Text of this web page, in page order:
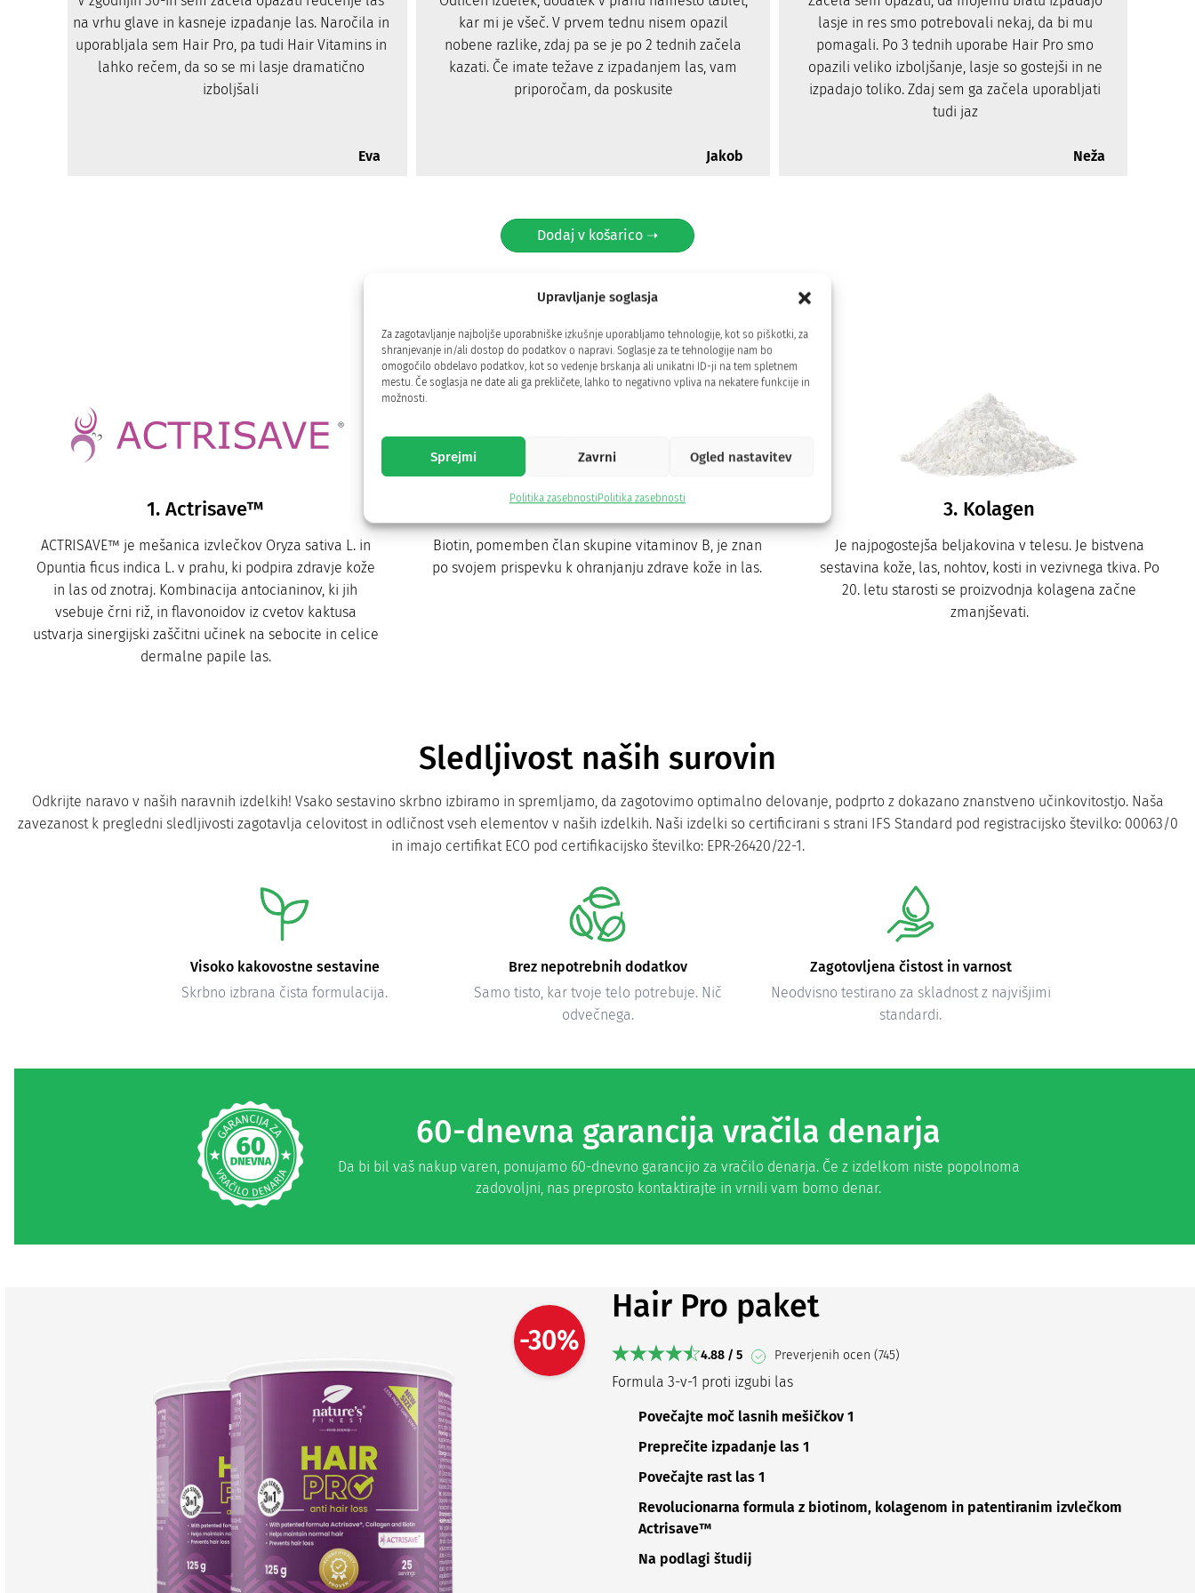
Upravljanje soglasja
Za zagotavljanje najboljše uporabniške izkušnje uporabljamo tehnologije, kot so piškotki, za
shranjevanje in/ali dostop do podatkov o napravi. Soglasje za te tehnologije nam bo
omogočilo obdelavo podatkov, kot so vedenje brskanja ali unikatni ID-ji na tem spletnem
mestu. Če soglasja ne date ali ga prekličete, lahko to negativno vpliva na nekatere funkcije in
možnosti.
Sprejmi Zavrni Ogled nastavitev
Politika zasebnostiPolitika zasebnosti
na vrhu glave in kasneje izpadanje las. Naročila in
uporabljala sem Hair Pro, pa tudi Hair Vitamins in
lahko rečem, da so se mi lasje dramatično
izboljšali
Eva
kar mi je všeč. V prvem tednu nisem opazil
nobene razlike, zdaj pa se je po 2 tednih začela
kazati. Če imate težave z izpadanjem las, vam
priporočam, da poskusite
Jakob
lasje in res smo potrebovali nekaj, da bi mu
pomagali. Po 3 tednih uporabe Hair Pro smo
opazili veliko izboljšanje, lasje so gostejši in ne
izpadajo toliko. Zdaj sem ga začela uporabljati
tudi jaz
Neža
Dodaj v košarico ➝
Izdelano iz kakovostnih sestavin
1. Actrisave™
ACTRISAVE™ je mešanica izvlečkov Oryza sativa L. in
Opuntia ficus indica L. v prahu, ki podpira zdravje kože
in las od znotraj. Kombinacija antocianinov, ki jih
vsebuje črni riž, in flavonoidov iz cvetov kaktusa
ustvarja sinergijski zaščitni učinek na sebocite in celice
dermalne papile las.
2. Biotin
Biotin, pomemben član skupine vitaminov B, je znan
po svojem prispevku k ohranjanju zdrave kože in las.
3. Kolagen
Je najpogostejša beljakovina v telesu. Je bistvena
sestavina kože, las, nohtov, kosti in vezivnega tkiva. Po
20. letu starosti se proizvodnja kolagena začne
zmanjševati.
Sledljivost naših surovin
Odkrijte naravo v naših naravnih izdelkih! Vsako sestavino skrbno izbiramo in spremljamo, da zagotovimo optimalno delovanje, podprto z dokazano znanstveno učinkovitostjo. Naša
zavezanost k pregledni sledljivosti zagotavlja celovitost in odličnost vseh elementov v naših izdelkih. Naši izdelki so certificirani s strani IFS Standard pod registracijsko številko: 00063/0
in imajo certifikat ECO pod certifikacijsko številko: EPR-26420/22-1.
Visoko kakovostne sestavine
Skrbno izbrana čista formulacija.
Brez nepotrebnih dodatkov
Samo tisto, kar tvoje telo potrebuje. Nič
odvečnega.
Zagotovljena čistost in varnost
Neodvisno testirano za skladnost z najvišjimi
standardi.
60-dnevna garancija vračila denarja
Da bi bil vaš nakup varen, ponujamo 60-dnevno garancijo za vračilo denarja. Če z izdelkom niste popolnoma
zadovoljni, nas preprosto kontaktirajte in vrnili vam bomo denar.
-30%
Hair Pro paket
4.88 / 5 Preverjenih ocen (745)
Formula 3-v-1 proti izgubi las
Povečajte moč lasnih mešičkov 1
Preprečite izpadanje las 1
Povečajte rast las 1
Revolucionarna formula z biotinom, kolagenom in patentiranim izvlečkom
Actrisave™
Na podlagi študij